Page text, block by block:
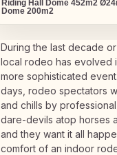
Riding Hall Dome 452m2
Dome 200m2
During the last decade
local rodeo has evolved
more sophisticated
days, rodeo spectators
and chills by
dare-devils atop horses
and they want it all
comfort of an indoor